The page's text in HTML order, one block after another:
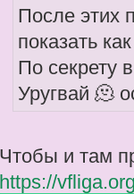
После этих
показать
По секрету
Уругвай 🫠
Чтобы и там
https://